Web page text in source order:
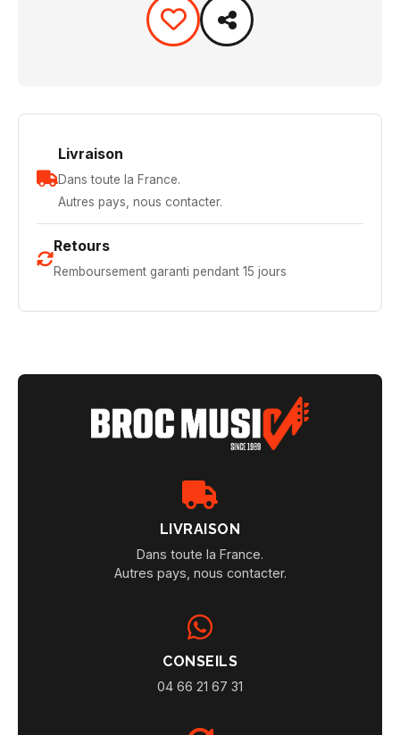
Livraison
Dans toute la France.
Autres pays, nous contacter.
Retours
Remboursement garanti pendant 15 jours
LIVRAISON
Dans toute la France.
Autres pays, nous contacter.
CONSEILS
04 66 21 67 31